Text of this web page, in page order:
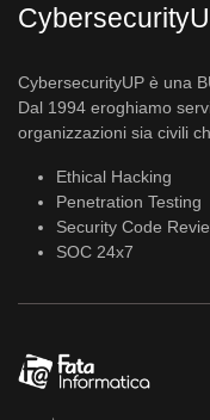
CybersecurityUP è una
Dal 1994 eroghiamo
organizzazioni sia civili
Ethical Hacking
Penetration Testing
Security Code
SOC 24x7